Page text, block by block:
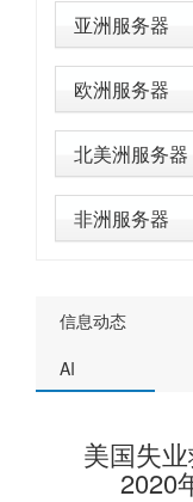
亚洲服务器
欧洲服务器
北美洲服务器
非洲服务器
信息动态
AI
美国失
2020